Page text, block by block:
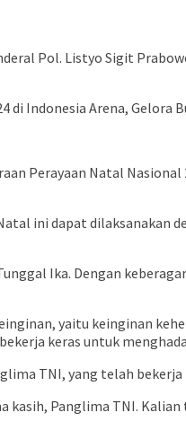
Pol. Listyo Sigit
Indonesia Arena, Gelora
Perayaan Natal
ini dapat dilaksanakan
Ika. Dengan
yaitu keinginan
keras untuk
TNI, yang telah
kasih, Panglima TNI.